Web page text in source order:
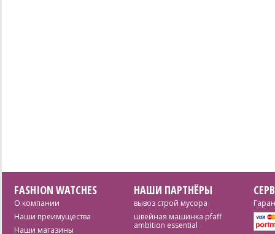
FASHION WATCHES
О компании
Наши преимущества
Наши магазины
НАШИ ПАРТНЁРЫ
вывоз строй мусора
швейная машинка pfaff
ambition essential